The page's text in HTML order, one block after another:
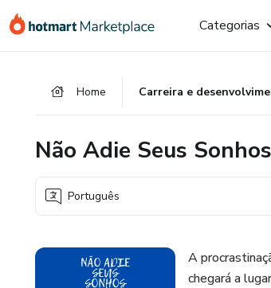
para
para
para
Categorias
Home Carreira e
Não Adie Seus Sonhos
Português
A
chegará a